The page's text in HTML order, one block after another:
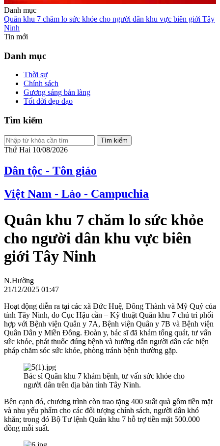
Danh mục
Quân khu 7 chăm lo sức khỏe cho người dân khu vực biên giới Tây
Ninh
Tin mới
Danh mục
Thời sự
Chính sách
Gương sáng bản làng
Tốt đời đẹp đạo
Tìm kiếm
Tìm kiếm
Thứ Hai 10/08/2026
Dân tộc - Tôn giáo
Việt Nam - Lào - Campuchia
Quân khu 7 chăm lo sức khỏe
cho người dân khu vực biên
giới Tây Ninh
N.Hường
21/12/2025 01:47
Hoạt động diễn ra tại các xã Đức Huệ, Đông Thành và Mỹ Quý của
tỉnh Tây Ninh, do Cục Hậu cần – Kỹ thuật Quân khu 7 chủ trì phối
hợp với Bệnh viện Quân y 7A, Bệnh viện Quân y 7B và Bệnh viện
Quân Dân y Miền Đông. Đoàn y, bác sĩ đã khám tổng quát, tư vấn
sức khỏe, phát thuốc đúng bệnh và hướng dẫn người dân các biện
pháp chăm sóc sức khỏe, phòng tránh bệnh thường gặp.
Bác sĩ Quân khu 7 khám bệnh, tư vấn sức khỏe cho
người dân trên địa bàn tỉnh Tây Ninh.
Bên cạnh đó, chương trình còn trao tặng 400 suất quà gồm tiền mặt
và nhu yếu phẩm cho các đối tượng chính sách, người dân khó
khăn; trong đó Bộ Tư lệnh Quân khu 7 hỗ trợ tiền mặt 500.000
đồng mỗi suất.